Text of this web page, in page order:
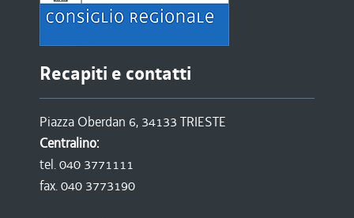
Recapiti e contatti
Piazza Oberdan 6, 34133 TRIESTE
Centralino:
tel. 040 3771111
fax. 040 3773190